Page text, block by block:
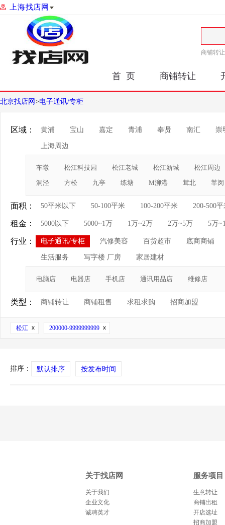
上海找店网
商铺转让
首 页 商铺转让
北京找店网 >电子通讯/专柜
区域： 黄浦 宝山 嘉定 青浦 奉贤 南汇 崇
上海周边
车墩 松江科技园 松江老城 松江新城
松江周边
洞泾
方松 九亭 练塘 M泖港 茸北 莘闵
面积： 50平米以下 50-100平米 100-200平米 200-500
租金： 5000以下 5000~1万 1万~2万 2万~5万 5万
行业： 电子通讯/专柜 汽修美容 百货超市 底商商铺
生活服务 写字楼 厂房 家居建材
电脑店 电器店 手机店 通讯用品店 维修店
类型： 商铺转让 商铺租售 求租求购 招商加盟
松江 200000-9999999999
排序： 默认排序 按发布时间
关于找店网
关于我们
企业文化
诚聘英才
服务项目
生意转让
商铺出租
开店选址
招商加盟